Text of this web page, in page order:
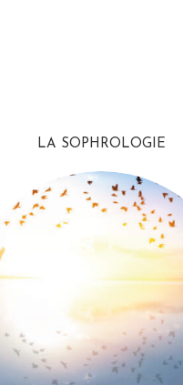
LA SOPHROLOGIE